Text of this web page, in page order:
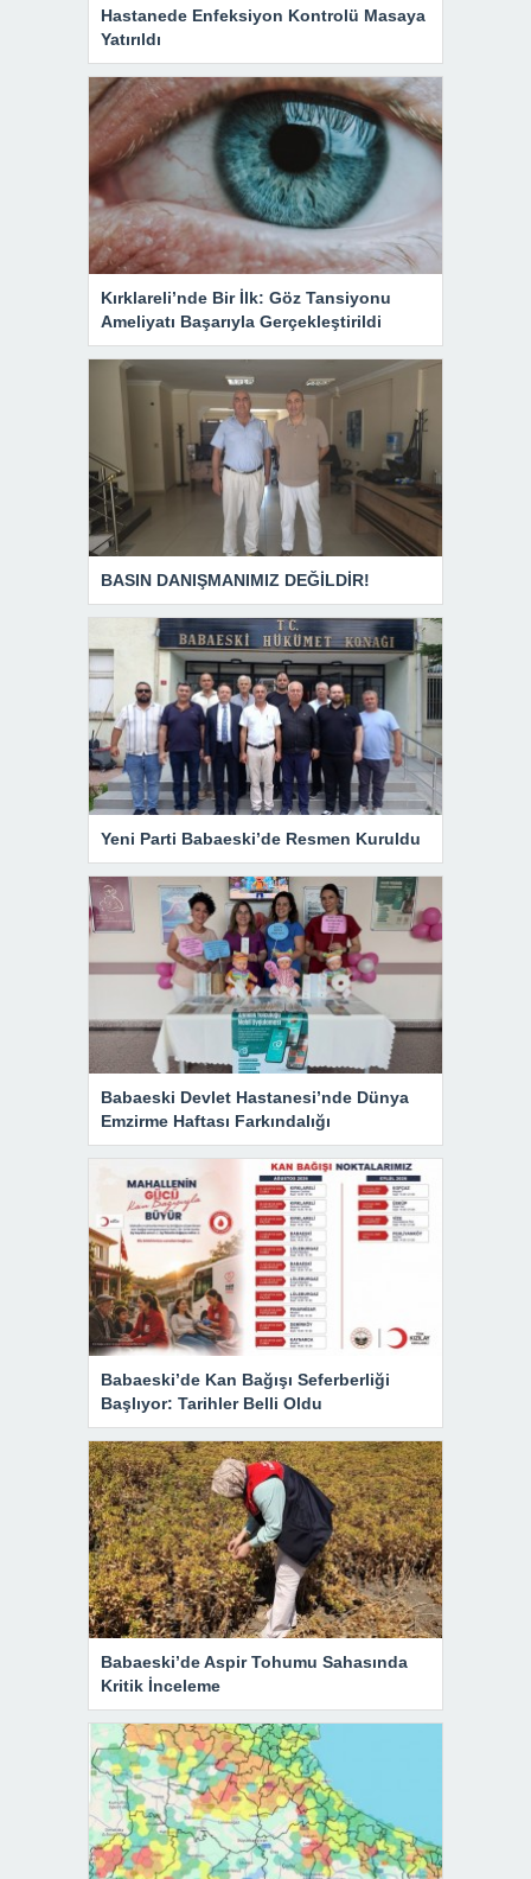
Hastanede Enfeksiyon Kontrolü Masaya
Yatırıldı
Kırklareli’nde Bir İlk: Göz Tansiyonu
Ameliyatı Başarıyla Gerçekleştirildi
BASIN DANIŞMANIMIZ DEĞİLDİR!
Yeni Parti Babaeski’de Resmen Kuruldu
Babaeski Devlet Hastanesi’nde Dünya
Emzirme Haftası Farkındalığı
Babaeski’de Kan Bağışı Seferberliği
Başlıyor: Tarihler Belli Oldu
Babaeski’de Aspir Tohumu Sahasında
Kritik İnceleme